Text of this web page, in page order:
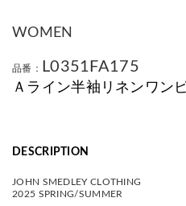
WOMEN
品番： L0351FA175
Ａライン半袖リネンワン
DESCRIPTION
JOHN SMEDLEY CLOTHING
2025 SPRING/SUMMER